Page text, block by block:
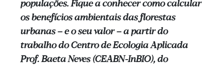
populações. Fique a conhecer como calcular
os benefícios ambientais das florestas
urbanas – e o seu valor – a partir do
trabalho do Centro de Ecologia Aplicada
Prof. Baeta Neves (CEABN-InBIO), do